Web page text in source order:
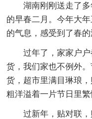
湖南刚刚送走了
的早春二月。今年大
的气息，感受到了春的
过年了，家家户
货，我们家也不例外
货，超市里满目琳琅
粗洋溢着一片节日里繁
过新年，贴对联